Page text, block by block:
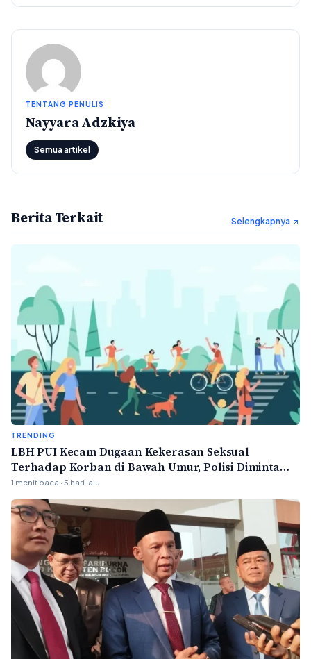
TENTANG PENULIS
Nayyara Adzkiya
Semua artikel
Berita Terkait Selengkapnya
TRENDING
LBH PUI Kecam Dugaan Kekerasan Seksual
Terhadap Korban di Bawah Umur, Polisi Diminta
Bertindak Profesional
1 menit baca · 5 hari lalu